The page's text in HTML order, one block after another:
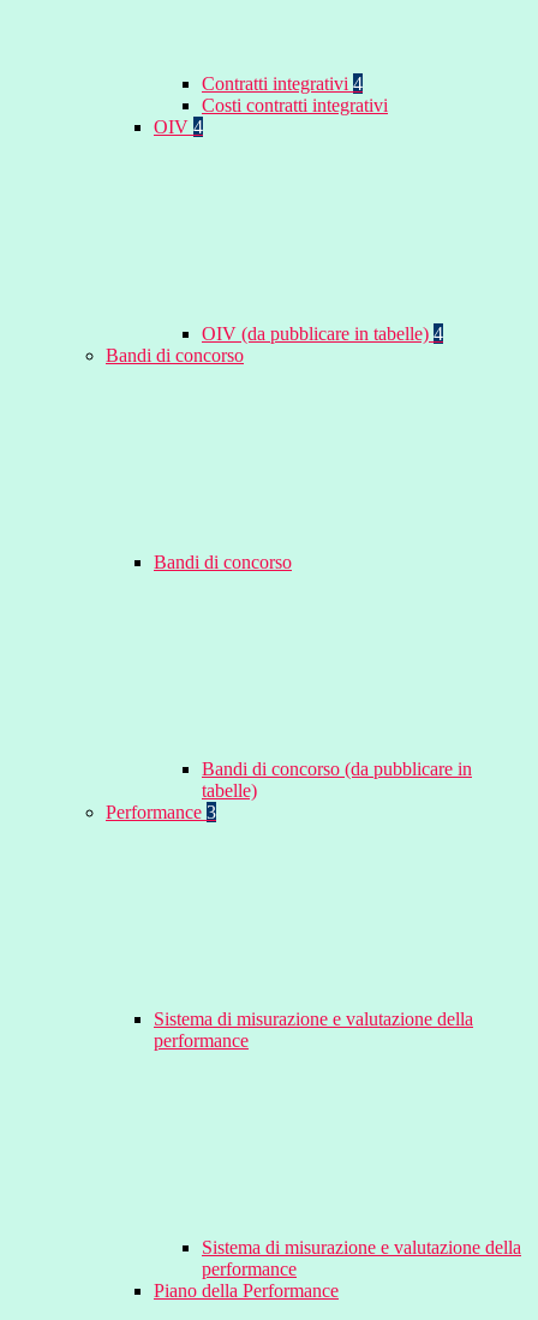
Contratti integrativi 4
Costi contratti integrativi
OIV 4
OIV (da pubblicare in tabelle) 4
Bandi di concorso
Bandi di concorso
Bandi di concorso (da pubblicare in
tabelle)
Performance 3
Sistema di misurazione e valutazione della
performance
Sistema di misurazione e valutazione della
performance
Piano della Performance